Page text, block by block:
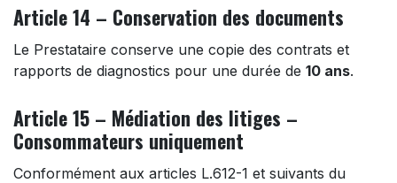
Article 14 – Conservation des documents
Le Prestataire conserve une copie des contrats et
rapports de diagnostics pour une durée de 10 ans.
Article 15 – Médiation des litiges –
Consommateurs uniquement
Conformément aux articles L.612-1 et suivants du